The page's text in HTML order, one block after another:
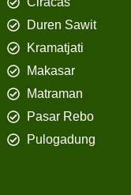
Duren Sawit
Kramatjati
Makasar
Matraman
Pasar Rebo
Pulogadung